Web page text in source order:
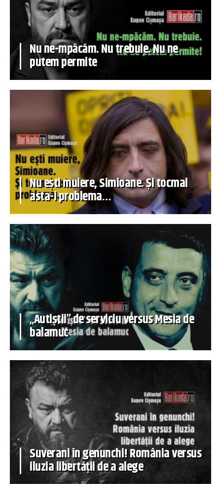
Nu ne-mpăcăm. Nu trebuie. Nu ne
putem permite
Nu ești muiere, Simioane. Și tocmai
asta-i problema…
„Autiștii” de serviciu versus Mesia de
balamuc
Suverani în genunchi! România versus
iluzia libertății de a alege